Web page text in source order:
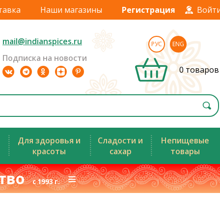
Наши магазины Регистрация
mail@indianspices.ru
Подписка на новости
РУС ENG
0 товаров
Для здоровья и
красоты
Сладости и
сахар
Непищевые
товары
с 1993 г.≡